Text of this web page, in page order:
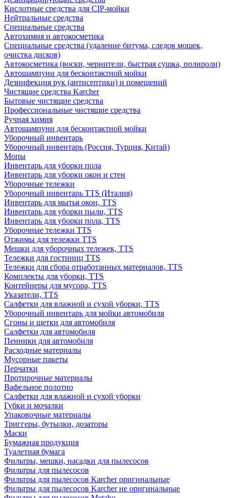
Кислотные средства для CIP-мойки
Нейтральные средства
Специальные средства
Автохимия и автокосметика
Специальные средства (удаление битума, следов мошек,
очистка дисков)
Автокосметика (воски, чернители, быстрая сушка, полироли)
Автошампуни для бесконтактной мойки
Дезинфекция рук (антисептики) и помещений
Чистящие средства Karcher
Бытовые чистящие средства
Профессиональные чистящие средства
Ручная химия
Автошампуни для бесконтактной мойки
Уборочный инвентарь
Уборочный инвентарь (Россия, Турция, Китай)
Мопы
Инвентарь для уборки пола
Инвентарь для уборки окон и стен
Уборочные тележки
Уборочный инвентарь TTS (Италия)
Инвентарь для мытья окон, TTS
Инвентарь для уборки пыли, TTS
Инвентарь для уборки пола, TTS
Уборочные тележки TTS
Отжимы для тележки TTS
Мешки для уборочных тележек, TTS
Тележки для гостиниц TTS
Тележки для сбора отработанных материалов, TTS
Комплекты для уборки, TTS
Контейнеры для мусора, TTS
Указатели, TTS
Салфетки для влажной и сухой уборки, TTS
Уборочный инвентарь для мойки автомобиля
Сгоны и щетки для автомобиля
Салфетки для автомобиля
Пенники для автомобиля
Расходные материалы
Мусорные пакеты
Перчатки
Протирочные материалы
Вафельное полотно
Салфетки для влажной и сухой уборки
Губки и мочалки
Упаковочные материалы
Триггеры, бутылки, дозаторы
Маски
Бумажная продукция
Туалетная бумага
Фильтры, мешки, насадки для пылесосов
Фильтры для пылесосов
Фильтры для пылесосов Karcher оригинальные
Фильтры для пылесосов Karcher не оригинальные